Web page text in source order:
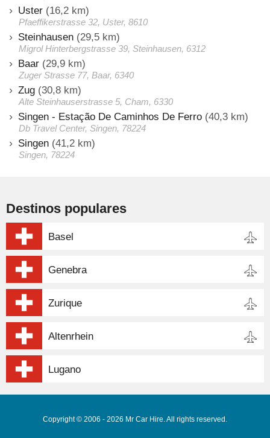
Uster (16,2 km)
Pfaeffikerstrasse 32, Uster, 8610
Steinhausen (29,5 km)
Migrol Hinterbergstrasse 39, Steinhausen, 6312
Baar (29,9 km)
Zuger Strasse 77, Baar, 6340
Zug (30,8 km)
Alte Steinhauserstrasse 5, Cham, 6330
Singen - Estação De Caminhos De Ferro (40,3 km)
Db Travel Center, Singen, 78224
Singen (41,2 km)
Singen, 78224
Destinos populares
Basel
Genebra
Zurique
Altenrhein
Lugano
Copyright © 2006 - 2026 Mr Car Hire. All rights reserved.